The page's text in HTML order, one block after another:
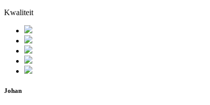
Kwaliteit
Johan